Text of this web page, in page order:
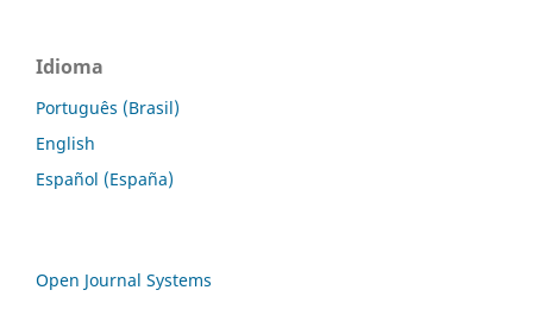
Idioma
Português (Brasil)
English
Español (España)
Open Journal Systems